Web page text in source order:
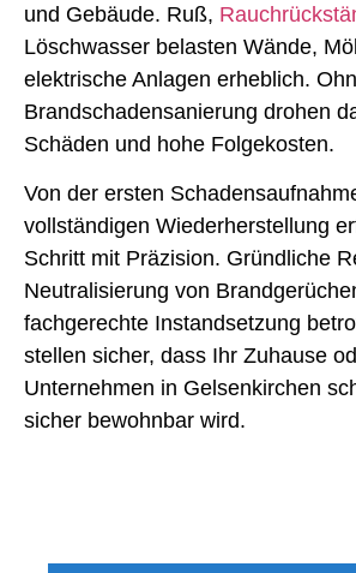
und Gebäude. Ruß,
Löschwasser belasten Wände,
elektrische Anlagen erheblich.
Brandschadensanierung drohen
Schäden und hohe Folgekosten.
Von der ersten
vollständigen Wiederherstellung
Schritt mit Präzision. Gründliche
Neutralisierung von
fachgerechte Instandsetzung
stellen sicher, dass Ihr Zuhause
Unternehmen in Gelsenkirchen
sicher bewohnbar wird.